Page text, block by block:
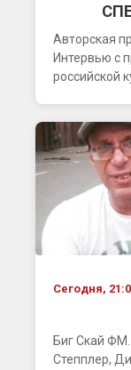
Авторская
Интервью с
российской
Сегодня,
Биг Скай
Степплер,